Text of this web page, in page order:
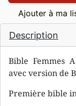
Description
Bible Femmes
avec version de
Première bible